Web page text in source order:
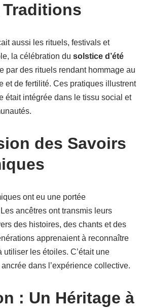
aussi les rituels, festivals et
la célébration du solstice d’été
par des rituels rendant hommage au
et de fertilité. Ces pratiques illustrent
était intégrée dans le tissu social et
des Savoirs
ont eu une portée
ancêtres ont transmis leurs
des histoires, des chants et des
apprenaient à reconnaître
utiliser les étoiles. C’était une
dans l’expérience collective.
: Un Héritage à